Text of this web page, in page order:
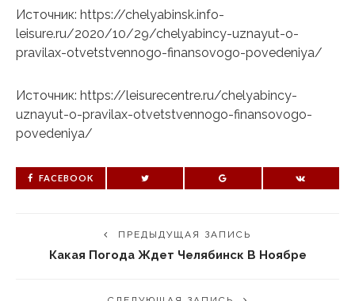
Источник: https://chelyabinsk.info-
leisure.ru/2020/10/29/chelyabincy-uznayut-o-
pravilax-otvetstvennogo-finansovogo-povedeniya/
Источник: https://leisurecentre.ru/chelyabincy-
uznayut-o-pravilax-otvetstvennogo-finansovogo-
povedeniya/
FACEBOOK
ПРЕДЫДУЩАЯ ЗАПИСЬ
Какая Погода Ждет Челябинск В Ноябре